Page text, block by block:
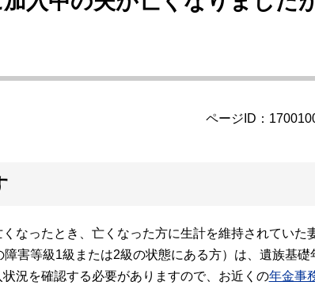
ページID：
なったとき、亡くなった方に生計を維持されてい
害等級1級または2級の状態にある方）は、遺族基礎
況を確認する必要がありますので、お近くの年金事